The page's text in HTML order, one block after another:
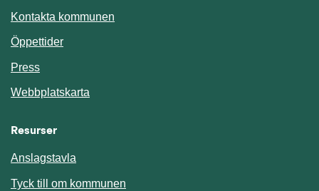
Kontakta kommunen
Öppettider
Press
Webbplatskarta
Resurser
Anslagstavla
Tyck till om kommunen